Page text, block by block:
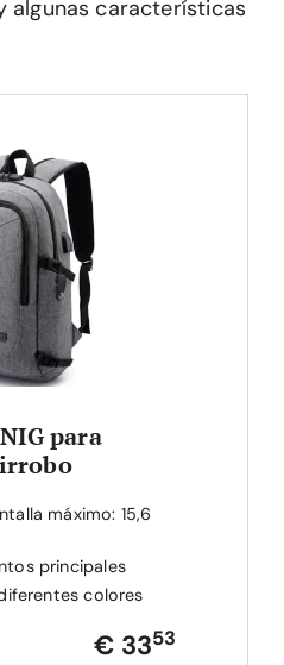
algunas características
para
máximo: 15,6
principales
colores
€ 3353